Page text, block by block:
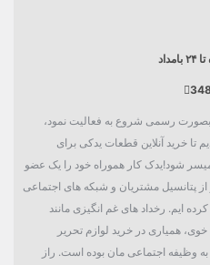
فروشگاه آنلاین یدک کار در سال 1393 بصورت رسمی شروع به فعالیت نمود،
خرید آنلاین قطعات یدکی برای
شود!یدک کار هموراه خود را یک عضو
از پتانسیل مشتریان و شبکه های اجتماعی
ایم. رخداد های غم انگیزی مانند
همیاری در خرید لوازم تحریر
وظیفه اجتماعی مان بوده است. راز